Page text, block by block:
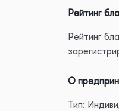
Рейтинг
Рейтинг
О
Тип: